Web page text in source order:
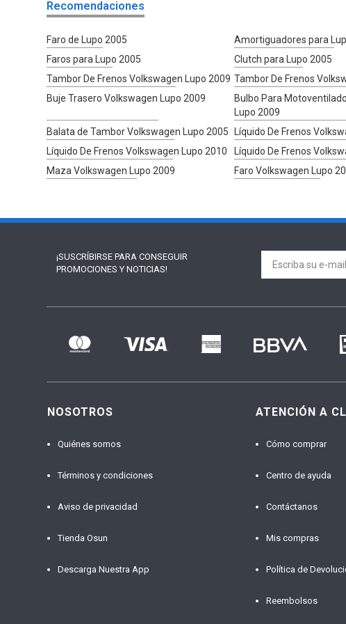
Recomendaciones
Faro de Lupo 2005 Amortiguadores para
Faros para Lupo 2005
Clutch para Lupo 2005
Tambor De Frenos Volkswagen Lupo 2009 Tambor De Frenos
Buje Trasero Volkswagen Lupo 2009
Bulbo Para
Lupo 2009
Balata de Tambor Volkswagen Lupo 2005
Líquido De Frenos
Líquido De Frenos Volkswagen Lupo 2010
Líquido De Frenos
Maza Volkswagen Lupo 2009
Faro Volkswagen Lupo
¡SUSCRÍBIRSE PARA CONSEGUIR
PROMOCIONES Y NOTICIAS!
NOSOTROS
Quiénes somos
Términos y condiciones
Aviso de privacidad
Tienda Osun
Descarga Nuestra App
ATENCIÓN A
Cómo comprar
Centro de ayuda
Contáctanos
Mis compras
Política de
Reembolsos